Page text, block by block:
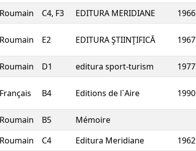
Roumain C4, F3 EDITURA MERIDIANE
1966
Roumain E2 EDITURA ŞTIINŢIFICĂ 1967
Roumain D1 editura sport-turism
1977
Français B4 Editions de l`Aire 1990
Roumain B5
Mémoire
Roumain C4 Editura Meridiane
1962